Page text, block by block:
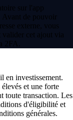
sur l'app
Avant de pouvoir
externe, vous
valider cet ajout via
2FA.
en investissement.
et une forte
toute transaction. Les
d'éligibilité et
générales.